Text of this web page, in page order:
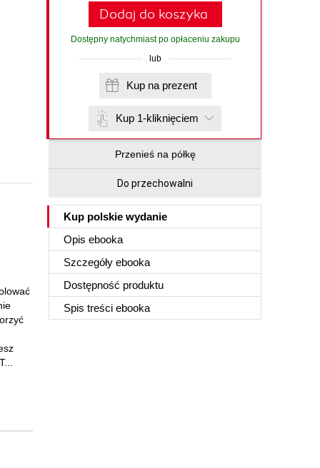
Dodaj do koszyka
Dostępny natychmiast po opłaceniu zakupu
lub
Kup na prezent
Kup 1-kliknięciem
Przenieś na półkę
Do przechowalni
Kup polskie wydanie
Opis ebooka
Szczegóły ebooka
Dostępność produktu
Spis treści ebooka